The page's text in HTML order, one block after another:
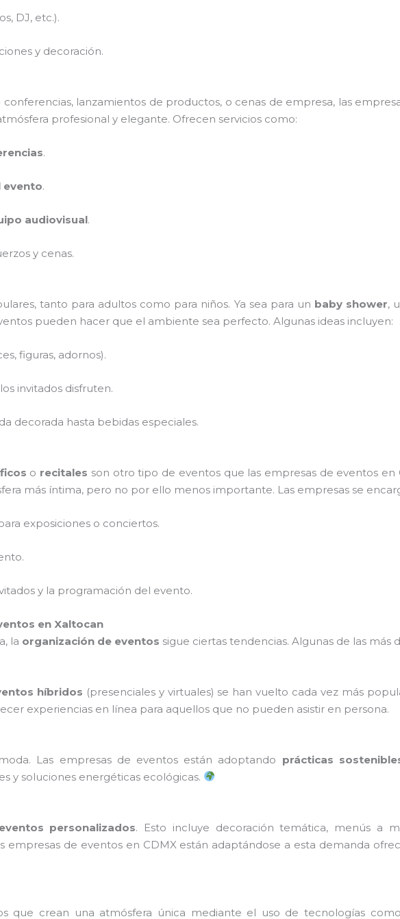
DJ, etc.).
y decoración.
conferencias, lanzamientos de productos, o cenas de empresa, las
profesional y elegante. Ofrecen servicios como:
.
evento.
audiovisual.
y cenas.
tanto para adultos como para niños. Ya sea para un baby shower,
pueden hacer que el ambiente sea perfecto. Algunas ideas incluyen:
figuras, adornos).
invitados disfruten.
decorada hasta bebidas especiales.
o recitales son otro tipo de eventos que las empresas de eventos en
más íntima, pero no por ello menos importante. Las empresas se
exposiciones o conciertos.
y la programación del evento.
en Xaltocan
la organización de eventos sigue ciertas tendencias. Algunas de las más
híbridos (presenciales y virtuales) se han vuelto cada vez más
experiencias en línea para aquellos que no pueden asistir en persona.
Las empresas de eventos están adoptando prácticas
y soluciones energéticas ecológicas.
eventos personalizados. Esto incluye decoración temática, menús a
empresas de eventos en CDMX están adaptándose a esta demanda
que crean una atmósfera única mediante el uso de tecnologías